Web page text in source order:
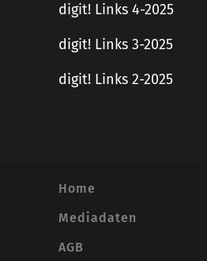
digit! Links 4-2025
digit! Links 3-2025
digit! Links 2-2025
Home
Mediadaten
AGB